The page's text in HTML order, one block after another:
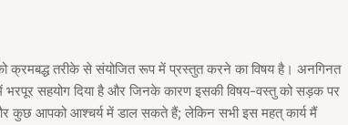
क्रमबद्ध तरीके से संयोजित रूप में प्रस्तुत करने का विषय है। अनगिनत
सहयोग दिया है और जिनके कारण इसकी विषय-वस्तु को सड़क पर
कुछ आपको आश्चर्य में डाल सकते हैं; लेकिन सभी इस महत् कार्य मैं